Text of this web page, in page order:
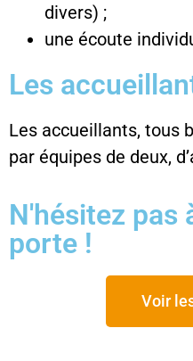
divers) ;
une écoute
Les
Les accueillants, tous
par équipes de deux,
N'hésitez pas
porte !
Voir